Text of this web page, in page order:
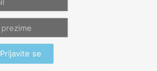
Prijavite se